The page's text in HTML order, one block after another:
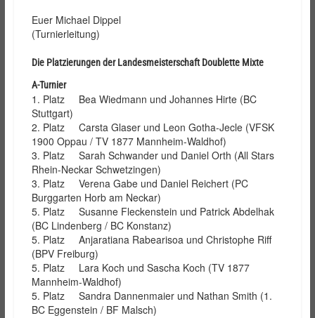
Euer Michael Dippel
(Turnierleitung)
Die Platzierungen der Landesmeisterschaft Doublette Mixte
A-Turnier
1. Platz Bea Wiedmann und Johannes Hirte (BC
Stuttgart)
2. Platz Carsta Glaser und Leon Gotha-Jecle (VFSK
1900 Oppau / TV 1877 Mannheim-Waldhof)
3. Platz Sarah Schwander und Daniel Orth (All Stars
Rhein-Neckar Schwetzingen)
3. Platz Verena Gabe und Daniel Reichert (PC
Burggarten Horb am Neckar)
5. Platz Susanne Fleckenstein und Patrick Abdelhak
(BC Lindenberg / BC Konstanz)
5. Platz Anjaratiana Rabearisoa und Christophe Riff
(BPV Freiburg)
5. Platz Lara Koch und Sascha Koch (TV 1877
Mannheim-Waldhof)
5. Platz Sandra Dannenmaier und Nathan Smith (1.
BC Eggenstein / BF Malsch)